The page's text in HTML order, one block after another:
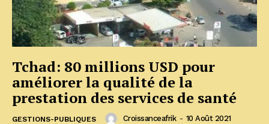
Tchad: 80 millions USD pour
améliorer la qualité de la
prestation des services de santé
GESTIONS-PUBLIQUES Croissanceafrik - 10 Août 2021